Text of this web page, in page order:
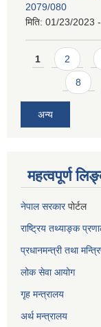
2079/080
मिति: 01/23/2023
Pages
1 2
8
अन्य
महत्वपूर्ण
नेपाल सरकारपोर्टल
राष्ट्रिय तथ्याङ्क
प्रधानमन्त्री तथा
लोक सेवाआयोग
गृह मन्त्रालय
अर्थ मन्त्रालय